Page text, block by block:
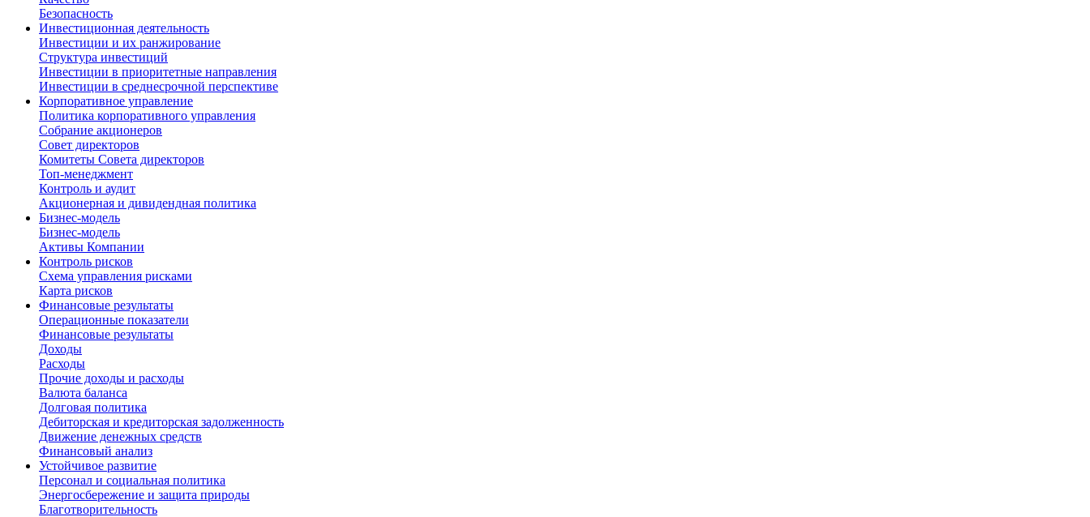
Безопасность
Инвестиционная деятельность
Инвестиции и их ранжирование
Структура инвестиций
Инвестиции в приоритетные направления
Инвестиции в среднесрочной перспективе
Корпоративное управление
Политика корпоративного управления
Собрание акционеров
Совет директоров
Комитеты Совета директоров
Топ-менеджмент
Контроль и аудит
Акционерная и дивидендная политика
Бизнес-модель
Бизнес-модель
Активы Компании
Контроль рисков
Схема управления рисками
Карта рисков
Финансовые результаты
Операционные показатели
Финансовые результаты
Доходы
Расходы
Прочие доходы и расходы
Валюта баланса
Долговая политика
Дебиторская и кредиторская задолженность
Движение денежных средств
Финансовый анализ
Устойчивое развитие
Персонал и социальная политика
Энергосбережение и защита природы
Благотворительность